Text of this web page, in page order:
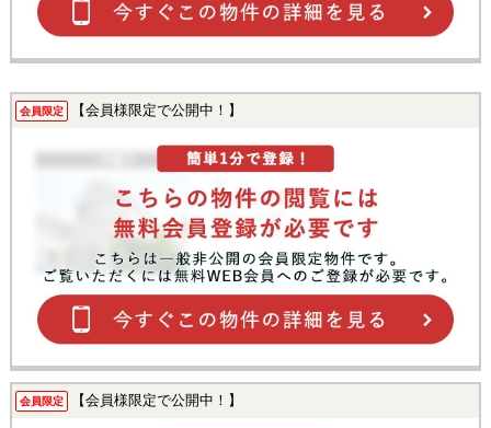
会員限定 【会員様限定で公開中！】
会員限定 【会員様限定で公開中！】